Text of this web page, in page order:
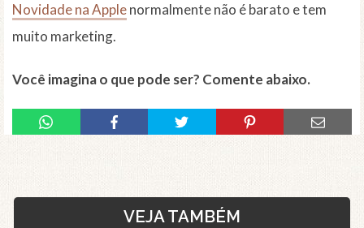
Novidade na Applenormalmente não é barato e tem
muito marketing.
Você imagina o que pode ser? Comente abaixo.
VEJA TAMBÉM